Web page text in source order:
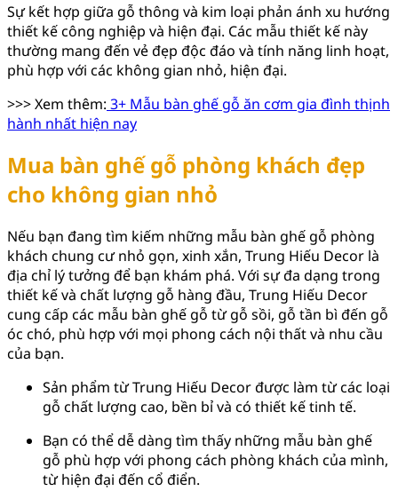
Sự kết hợp giữa gỗ thông và kim loại phản ánh xu hướng
thiết kế công nghiệp và hiện đại. Các mẫu thiết kế này
thường mang đến vẻ đẹp độc đáo và tính năng linh hoạt,
phù hợp với các không gian nhỏ, hiện đại.
>>> Xem thêm: 3+ Mẫu bàn ghế gỗ ăn cơm gia đình thịnh
hành nhất hiện nay
Mua bàn ghế gỗ phòng khách đẹp
cho không gian nhỏ
Nếu bạn đang tìm kiếm những mẫu bàn ghế gỗ phòng
khách chung cư nhỏ gọn, xinh xắn, Trung Hiếu Decor là
địa chỉ lý tưởng để bạn khám phá. Với sự đa dạng trong
thiết kế và chất lượng gỗ hàng đầu, Trung Hiếu Decor
cung cấp các mẫu bàn ghế gỗ từ gỗ sồi, gỗ tần bì đến gỗ
óc chó, phù hợp với mọi phong cách nội thất và nhu cầu
của bạn.
Sản phẩm từ Trung Hiếu Decor được làm từ các loại
gỗ chất lượng cao, bền bỉ và có thiết kế tinh tế.
Bạn có thể dễ dàng tìm thấy những mẫu bàn ghế
gỗ phù hợp với phong cách phòng khách của mình,
từ hiện đại đến cổ điển.